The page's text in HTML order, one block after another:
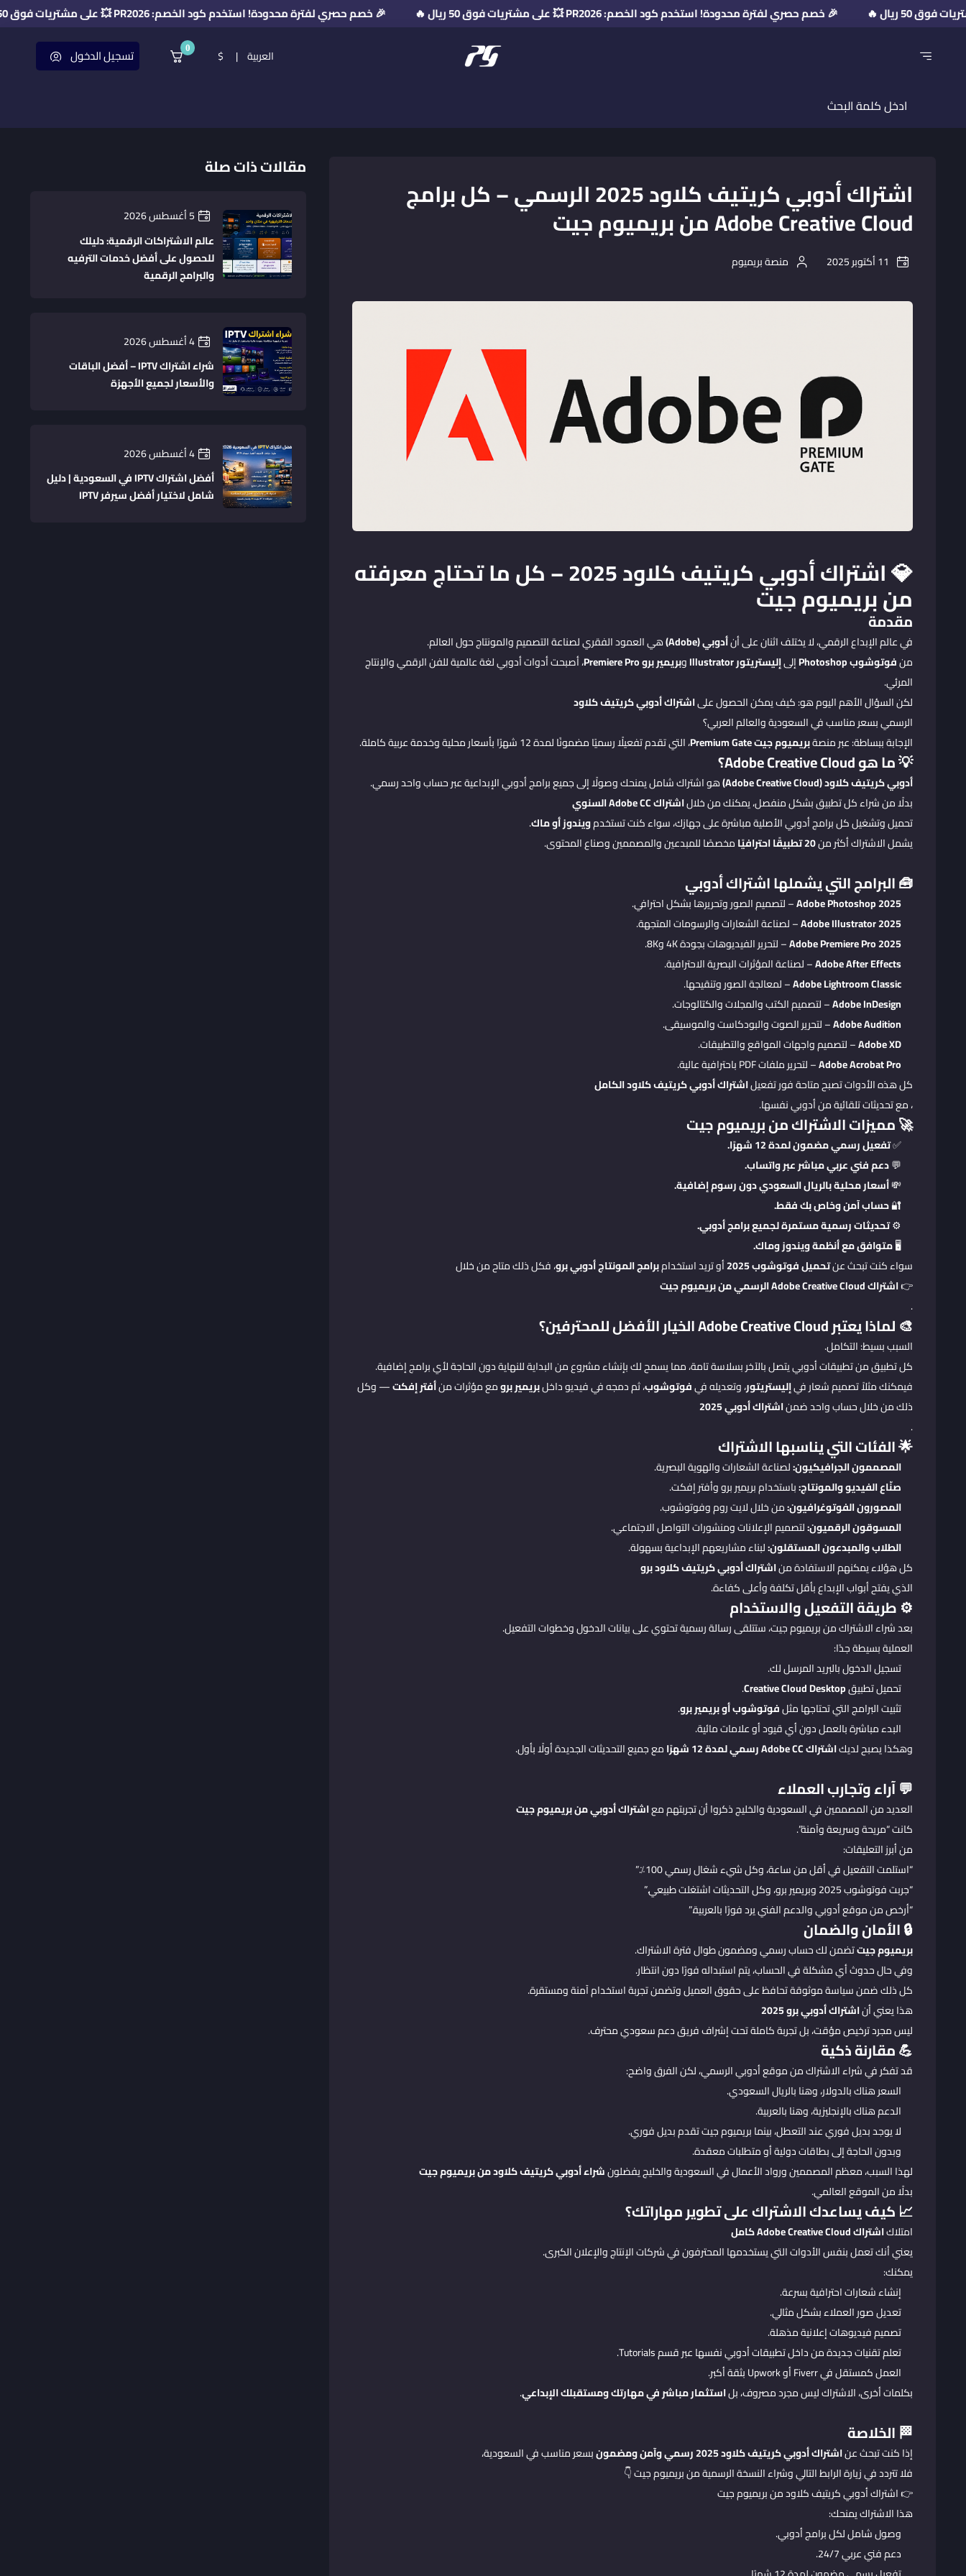
🎉 خصم حصري لفترة محدودة! استخدم كود الخصم: PR2026 💥 على مشتريات فوق 50 ريال 🔥 🎉 خصم حصري لفترة محدودة! استخدم كود الخصم: PR2026 💥 على مشتريات فوق 50 ريال 🔥
منصة بريميوم جيت العربية |
$
0 تسجيل الدخول
اشتراك أدوبي كريتيف كلاود 2025 الرسمي – كل برامج
Adobe Creative Cloud من بريميوم جيت
11 أكتوبر 2025 منصة بريميوم
💎 اشتراك أدوبي كريتيف كلاود 2025 – كل ما تحتاج معرفته
من بريميوم جيت
مقدمة
في عالم الإبداع الرقمي، لا يختلف اثنان على أنأدوبي (Adobe)
هي العمود الفقري لصناعة التصميم والمونتاج حول العالم.
منفوتوشوب Photoshop إلىإليستريتور Illustrator وبريمير برو Premiere Pro
، أصبحت أدوات أدوبي لغة عالمية للفن الرقمي والإنتاج
المرئي.
لكن السؤال الأهم اليوم هو: كيف يمكن الحصول علىاشتراك أدوبي كريتيف كلاود
الرسمي بسعر مناسب في السعودية والعالم العربي؟
الإجابة ببساطة: عبر منصةبريميوم جيت Premium Gate ، التي تقدم تفعيلًا رسميًا مضمونًا لمدة 12 شهرًا بأسعار محلية وخدمة عربية كاملة.
💡 ما هو Adobe Creative Cloud؟
أدوبي كريتيف كلاود (Adobe Creative Cloud)
هو اشتراك شامل يمنحك وصولًا إلى جميع برامج أدوبي الإبداعية عبر حساب واحد رسمي.
بدلًا من شراء كل تطبيق بشكل منفصل، يمكنك من خلالاشتراك Adobe CC السنوي
تحميل وتشغيل كل برامج أدوبي الأصلية مباشرة على جهازك، سواء كنت تستخدمويندوز أو ماك.
يشمل الاشتراك أكثر من20 تطبيقًا احترافيًا مخصصًا للمبدعين والمصممين وصناع المحتوى.
🧰 البرامج التي يشملها اشتراك أدوبي
Adobe Photoshop 2025– لتصميم الصور وتحريرها بشكل احترافي.
Adobe Illustrator 2025– لصناعة الشعارات والرسومات المتجهة.
Adobe Premiere Pro 2025– لتحرير الفيديوهات بجودة 4K و8K.
Adobe After Effects– لصناعة المؤثرات البصرية الاحترافية.
Adobe Lightroom Classic– لمعالجة الصور وتنقيحها.
Adobe InDesign– لتصميم الكتب والمجلات والكتالوجات.
Adobe Audition– لتحرير الصوت والبودكاست والموسيقى.
Adobe XD– لتصميم واجهات المواقع والتطبيقات.
Adobe Acrobat Pro– لتحرير ملفات PDF باحترافية عالية.
كل هذه الأدوات تصبح متاحة فور تفعيلاشتراك أدوبي كريتيف كلاود الكامل
، مع تحديثات تلقائية من أدوبي نفسها.
🚀 مميزات الاشتراك من بريميوم جيت
✅تفعيل رسمي مضمون لمدة 12 شهرًا.
💬دعم فني عربي مباشر عبر واتساب.
💸أسعار محلية بالريال السعودي دون رسوم إضافية.
🔐حساب آمن وخاص بك فقط.
⚙️تحديثات رسمية مستمرة لجميع برامج أدوبي.
🖥️متوافق مع أنظمة ويندوز وماك.
سواء كنت تبحث عنتحميل فوتوشوب 2025 أو تريد استخدامبرامج المونتاج أدوبي برو، فكل ذلك متاح من خلال
👉اشتراك Adobe Creative Cloud الرسمي من بريميوم جيت
.
🎨 لماذا يعتبر Adobe Creative Cloud الخيار الأفضل للمحترفين؟
السبب بسيط: التكامل.
كل تطبيق من تطبيقات أدوبي يتصل بالآخر بسلاسة تامة، مما يسمح لك بإنشاء مشروع من البداية للنهاية دون الحاجة لأي برامج إضافية.
فيمكنك مثلاً تصميم شعار فيإليستريتور، وتعديله فيفوتوشوب، ثم دمجه في فيديو داخلبريمير برومع مؤثرات منأفتر إفكت— وكل
ذلك من خلال حساب واحد ضمناشتراك أدوبي 2025
.
🌟 الفئات التي يناسبها الاشتراك
المصممون الجرافيكيون:لصناعة الشعارات والهوية البصرية.
صنّاع الفيديو والمونتاج:باستخدام بريمير برو وأفتر إفكت.
المصورون الفوتوغرافيون:من خلال لايت روم وفوتوشوب.
المسوقون الرقميون:لتصميم الإعلانات ومنشورات التواصل الاجتماعي.
الطلاب والمبدعون المستقلون:لبناء مشاريعهم الإبداعية بسهولة.
كل هؤلاء يمكنهم الاستفادة مناشتراك أدوبي كريتيف كلاود برو
الذي يفتح أبواب الإبداع بأقل تكلفة وأعلى كفاءة.
⚙️ طريقة التفعيل والاستخدام
بعد شراء الاشتراك من بريميوم جيت، ستتلقى رسالة رسمية تحتوي على بيانات الدخول وخطوات التفعيل.
العملية بسيطة جدًا:
تسجيل الدخول بالبريد المرسل لك.
تحميل تطبيقCreative Cloud Desktop
.
تثبيت البرامج التي تحتاجها مثلفوتوشوب أو بريمير برو.
البدء مباشرة بالعمل دون أي قيود أو علامات مائية.
وهكذا يصبح لديكاشتراك Adobe CC رسمي لمدة 12 شهرًا مع جميع التحديثات الجديدة أولًا بأول.
💬 آراء وتجارب العملاء
العديد من المصممين في السعودية والخليج ذكروا أن تجربتهم معاشتراك أدوبي من بريميوم جيت
كانت “مريحة وسريعة وآمنة”.
من أبرز التعليقات:
“استلمت التفعيل في أقل من ساعة، وكل شيء شغال رسمي 100٪.”
“جربت فوتوشوب 2025 وبريمير برو، وكل التحديثات اشتغلت طبيعي.”
“أرخص من موقع أدوبي والدعم الفني يرد فورًا بالعربية.”
🔒 الأمان والضمان
بريميوم جيتتضمن لك حساب رسمي ومضمون طوال فترة الاشتراك.
وفي حال حدوث أي مشكلة في الحساب، يتم استبداله فورًا دون انتظار.
كل ذلك ضمن سياسة موثوقة تحافظ على حقوق العميل وتضمن تجربة استخدام آمنة ومستقرة.
هذا يعني أناشتراك أدوبي برو 2025
ليس مجرد ترخيص مؤقت، بل تجربة كاملة تحت إشراف فريق دعم سعودي محترف.
💪 مقارنة ذكية
قد تفكر في شراء الاشتراك من موقع أدوبي الرسمي، لكن الفرق واضح:
السعر هناك بالدولار، وهنا بالريال السعودي.
الدعم هناك بالإنجليزية، وهنا بالعربية.
لا يوجد بديل فوري عند التعطل، بينما بريميوم جيت تقدم بديل فوري.
وبدون الحاجة إلى بطاقات دولية أو متطلبات معقدة.
لهذا السبب، معظم المصممين ورواد الأعمال في السعودية والخليج يفضلونشراء أدوبي كريتيف كلاود من بريميوم جيت
بدلًا من الموقع العالمي.
📈 كيف يساعدك الاشتراك على تطوير مهاراتك؟
امتلاكاشتراك Adobe Creative Cloud كامل
يعني أنك تعمل بنفس الأدوات التي يستخدمها المحترفون في شركات الإنتاج والإعلان الكبرى.
يمكنك:
إنشاء شعارات احترافية بسرعة.
تعديل صور العملاء بشكل مثالي.
تصميم فيديوهات إعلانية مذهلة.
تعلم تقنيات جديدة من داخل تطبيقات أدوبي نفسها عبر قسم Tutorials.
العمل كمستقل في Fiverr أو Upwork بثقة أكبر.
بكلمات أخرى، الاشتراك ليس مجرد مصروف، بلاستثمار مباشر في مهارتك ومستقبلك الإبداعي.
🏁 الخلاصة
إذا كنت تبحث عناشتراك أدوبي كريتيف كلاود 2025 رسمي وآمن ومضمون
بسعر مناسب في السعودية،
فلا تتردد في زيارة الرابط التالي وشراء النسخة الرسمية من بريميوم جيت 👇
👉اشتراك أدوبي كريتيف كلاود من بريميوم جيت
هذا الاشتراك يمنحك:
وصول شامل لكل برامج أدوبي.
دعم فني عربي 24/7.
مقالات ذات صلة
5 أغسطس 2026
عالم الاشتراكات الرقمية: دليلك
للحصول على أفضل خدمات الترفيه
والبرامج الرقمية
4 أغسطس 2026
شراء اشتراك IPTV – أفضل الباقات
والأسعار لجميع الأجهزة
4 أغسطس 2026
أفضل اشتراك IPTV في السعودية | دليل
شامل لاختيار أفضل سيرفر IPTV